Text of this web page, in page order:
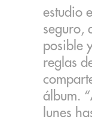
estudio
seguro,
posible
reglas
álbum.
lunes